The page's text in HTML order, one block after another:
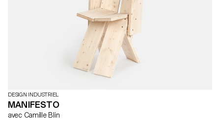
DESIGN INDUSTRIEL
MANIFESTO
avec Camille Blin